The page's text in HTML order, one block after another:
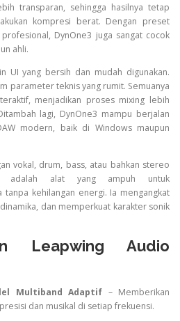
transparan, sehingga hasilnya tetap
kompresi berat. Dengan preset
DynOne3 juga sangat cocok
ahli.
UI yang bersih dan mudah digunakan.
parameter teknis yang rumit. Semuanya
menjadikan proses mixing lebih
lagi, DynOne3 mampu berjalan
modern, baik di Windows maupun
vokal, drum, bass, atau bahkan stereo
adalah alat yang ampuh untuk
kehilangan energi. Ia mengangkat
dan memperkuat karakter sonik
Leapwing Audio
Multiband Adaptif – Memberikan
dan musikal di setiap frekuensi.